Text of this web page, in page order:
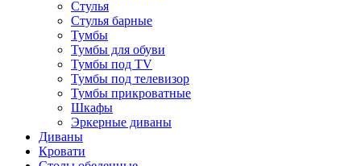
Стулья
Стулья барные
Тумбы
Тумбы для обуви
Тумбы под TV
Тумбы под телевизор
Тумбы прикроватные
Шкафы
Эркерные диваны
Диваны
Кровати